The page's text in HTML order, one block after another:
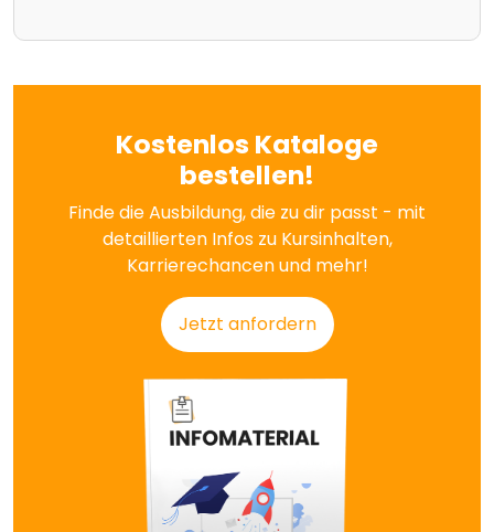
Kostenlos Kataloge
bestellen!
Finde die Ausbildung, die zu dir passt - mit
detaillierten Infos zu Kursinhalten,
Karrierechancen und mehr!
Jetzt anfordern